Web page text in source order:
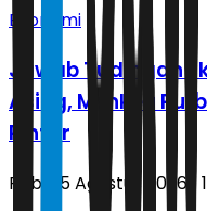
Ekonomi
Jawab Tudingan
Asing, Menkeu
Pintar
Rabu, 5 Agustus 2026 |